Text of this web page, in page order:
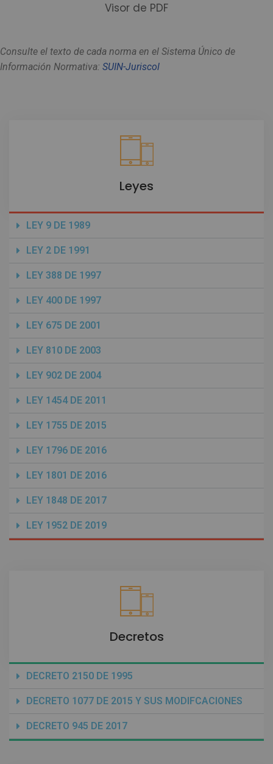
Visor de PDF
Consulte el texto de cada norma en el Sistema Único de
Información Normativa: SUIN-Juriscol
Leyes
LEY 9 DE 1989
LEY 2 DE 1991
LEY 388 DE 1997
LEY 400 DE 1997
LEY 675 DE 2001
LEY 810 DE 2003
LEY 902 DE 2004
LEY 1454 DE 2011
LEY 1755 DE 2015
LEY 1796 DE 2016
LEY 1801 DE 2016
LEY 1848 DE 2017
LEY 1952 DE 2019
Decretos
DECRETO 2150 DE 1995
DECRETO 1077 DE 2015 Y SUS MODIFCACIONES
DECRETO 945 DE 2017